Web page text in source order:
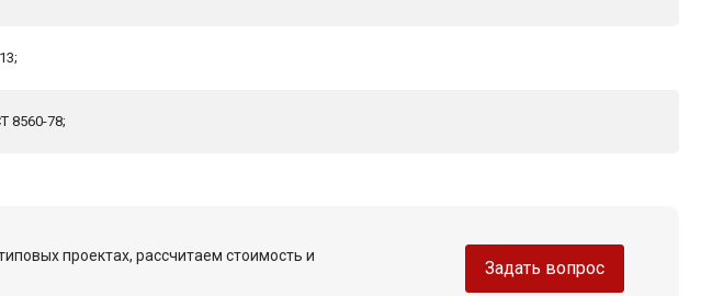
8560-78;
проектах, рассчитаем стоимость и
Задать вопрос